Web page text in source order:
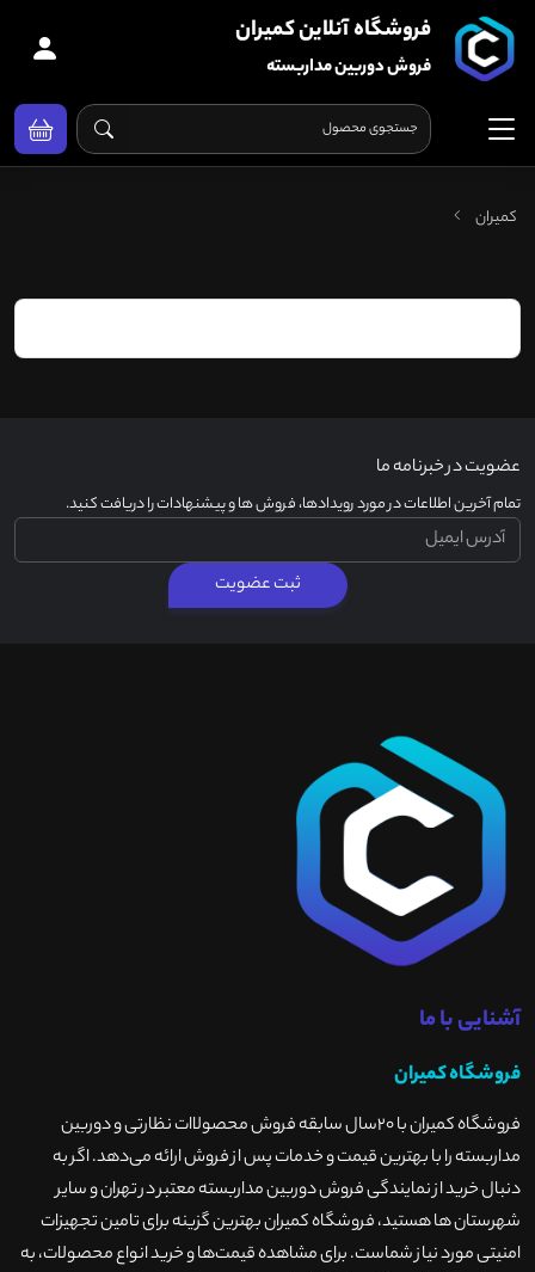
فروشگاه آنلاین کمیران
فروش دوربین مداربسته
کمیران
عضویت در خبرنامه ما
تمام آخرین اطلاعات در مورد رویدادها، فروش ها و پیشنهادات را دریافت کنید.
ثبت عضویت
آشنایی با ما
فروشگاه کمیران
فروشگاه کمیران با ۲۰سال سابقه فروش محصولاات نظارتی و دوربین
مداربسته را با بهترین قیمت و خدمات پس از فروش ارائه می‌دهد. اگر به
دنبال خرید از نمایندگی فروش دوربین مداربسته معتبر در تهران و سایر
شهرستان ها هستید، فروشگاه کمیران بهترین گزینه برای تامین تجهیزات
امنیتی مورد نیاز شماست. برای مشاهده قیمت‌ها و خرید انواع محصولات، به